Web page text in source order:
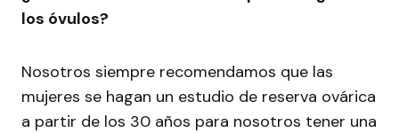
los óvulos?
Nosotros siempre recomendamos que las
mujeres se hagan un estudio de reserva ovárica
a partir de los 30 años para nosotros tener una